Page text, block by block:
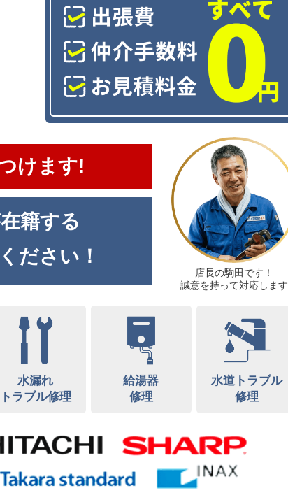
けます!
籍する
ださい！
店長の駒田です！
誠意を持って対応します
水漏れ
トラブル修理
給湯器
修理
水道トラブル
修理